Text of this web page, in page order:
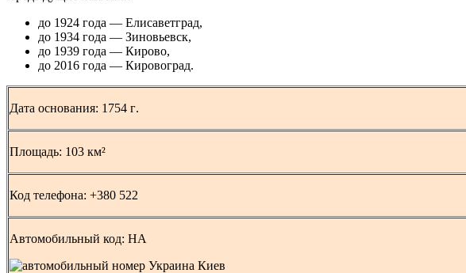
до 1924 года — Елисаветград,
до 1934 года — Зиновьевск,
до 1939 года — Кирово,
до 2016 года — Кировоград.
Дата основания: 1754 г.
Площадь: 103 км²
Код телефона: +380 522
Автомобильный код: HA